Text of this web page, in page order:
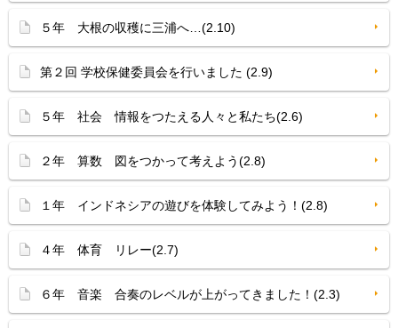
５年 大根の収穫に三浦へ…(2.10)
第２回 学校保健委員会を行いました (2.9)
５年 社会 情報をつたえる人々と私たち(2.6)
２年 算数 図をつかって考えよう(2.8)
１年 インドネシアの遊びを体験してみよう！(2.8)
４年 体育 リレー(2.7)
６年 音楽 合奏のレベルが上がってきました！(2.3)